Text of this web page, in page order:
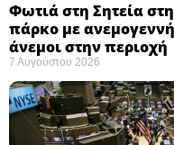
Φωτιά στη Σητεία
πάρκο με
άνεμοι στην περιοχή
7 Αυγούστου 2026